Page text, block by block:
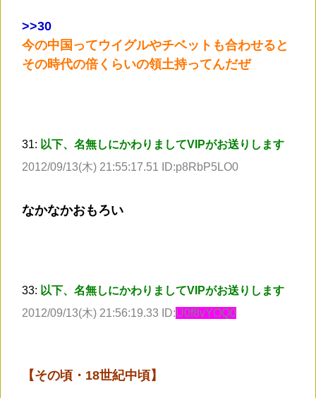
>>30
今の中国ってウイグルやチベットも合わせると
その時代の倍くらいの領土持ってんだぜ
31: 以下、名無しにかわりましてVIPがお送りします
2012/09/13(木) 21:55:17.51 ID:p8RbP5LO0
なかなかおもろい
33: 以下、名無しにかわりましてVIPがお送りします
2012/09/13(木) 21:56:19.33 ID:U0f8vYOQ0
【その頃・18世紀中頃】